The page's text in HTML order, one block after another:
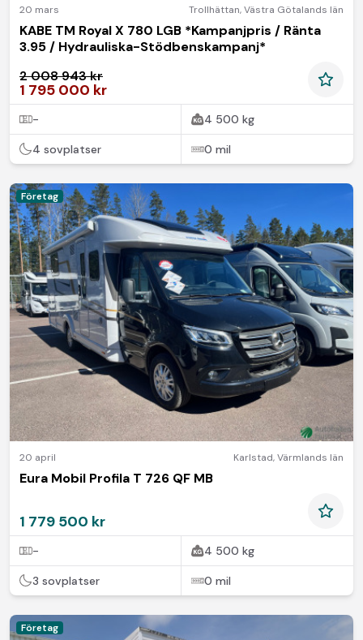
20 mars Trollhättan,Västra Götalands län
KABE TM Royal X 780 LGB *Kampanjpris / Ränta
3.95 / Hydrauliska-Stödbenskampanj*
2 008 943 kr
1 795 000 kr
- 4 500 kg
4 sovplatser 0 mil
Företag
20 april Karlstad,Värmlands län
Eura Mobil Profila T 726 QF MB
1 779 500 kr
- 4 500 kg
3 sovplatser 0 mil
Företag